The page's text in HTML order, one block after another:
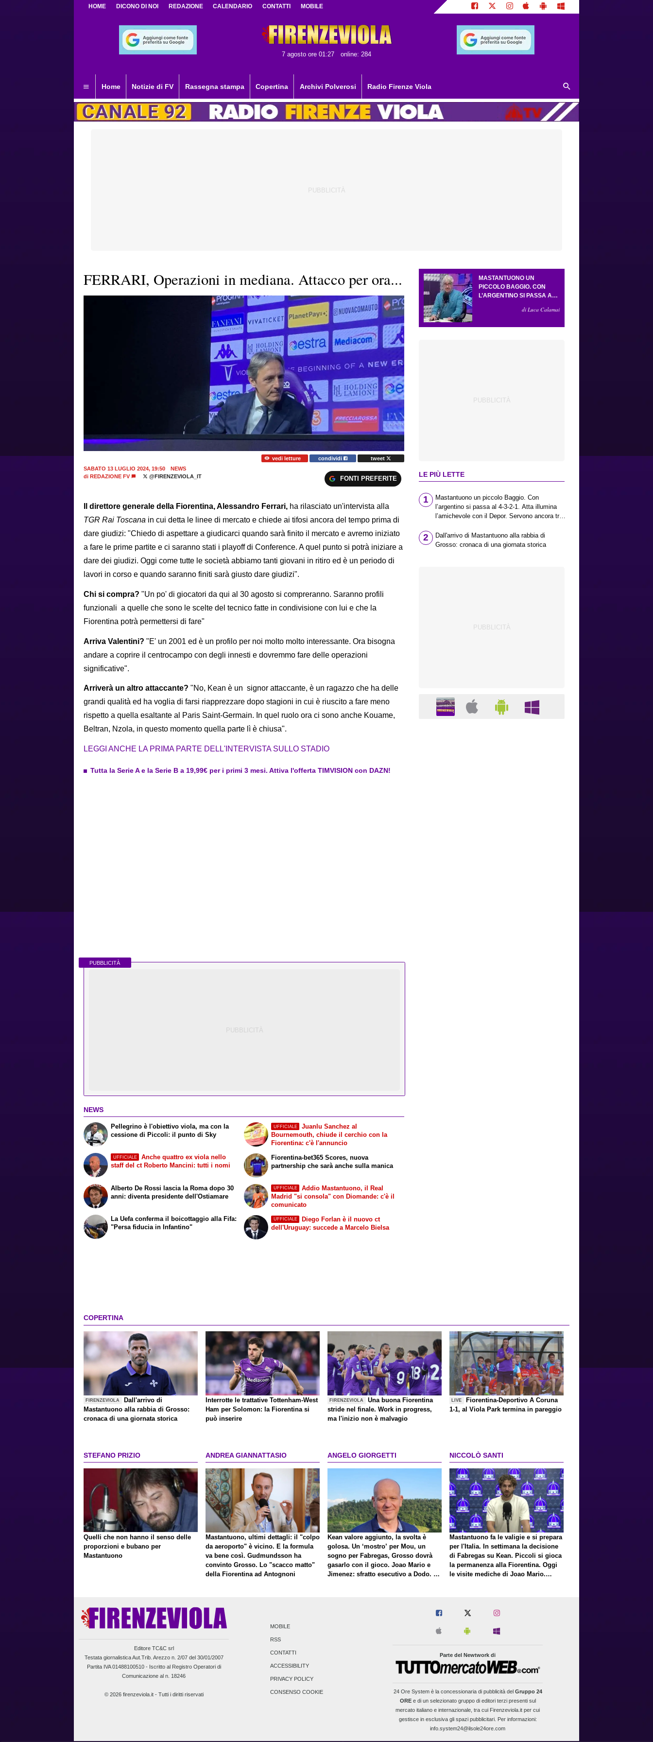
HOME DICONO DI NOI REDAZIONE CALENDARIO CONTATTI MOBILE
7 agosto ore 01:27 online: 284
Home Notizie di FV Rassegna stampa Copertina Archivi Polverosi Radio Firenze Viola
FERRARI, Operazioni in mediana. Attacco per ora...
vedi letture condividi
tweet
SABATO 13 LUGLIO 2024, 19:50
NEWS
di REDAZIONE FV @FIRENZEVIOLA_IT FONTI PREFERITE
Il direttore generale della Fiorentina, Alessandro Ferrari, ha rilasciato un'intervista alla
TGR Rai Toscana in cui detta le linee di mercato e chiede ai tifosi ancora del tempo prima di
dare giudizi: "Chiedo di aspettare a giudicarci quando sarà finito il mercato e avremo iniziato
a fare le prime partite e ci saranno stati i playoff di Conference. A quel punto si potrà iniziare a
dare dei giudizi. Oggi come tutte le società abbiamo tanti giovani in ritiro ed è un periodo di
lavori in corso e quando saranno finiti sarà giusto dare giudizi".
Chi si compra? "Un po' di giocatori da qui al 30 agosto si compreranno. Saranno profili
funzionali a quelle che sono le scelte del tecnico fatte in condivisione con lui e che la
Fiorentina potrà permettersi di fare"
Arriva Valentini? "E' un 2001 ed è un profilo per noi molto molto interessante. Ora bisogna
andare a coprire il centrocampo con degli innesti e dovremmo fare delle operazioni
significative".
Arriverà un altro attaccante? "No, Kean è un signor attaccante, è un ragazzo che ha delle
grandi qualità ed ha voglia di farsi riapprezzare dopo stagioni in cui è riuscito a fare meno
rispetto a quella esaltante al Paris Saint-Germain. In quel ruolo ora ci sono anche Kouame,
Beltran, Nzola, in questo momento quella parte lì è chiusa".
LEGGI ANCHE LA PRIMA PARTE DELL'INTERVISTA SULLO STADIO
Tutta la Serie A e la Serie B a 19,99€ per i primi 3 mesi. Attiva l'offerta TIMVISION con DAZN!
PUBBLICITÀ
NEWS
Pellegrino è l'obiettivo viola, ma con la
cessione di Piccoli: il punto di Sky
UFFICIALE
Anche quattro ex viola nello
staff del ct Roberto Mancini: tutti i nomi
UFFICIALE
Juanlu Sanchez al
Bournemouth, chiude il cerchio con la
Fiorentina: c'è l'annuncio
Fiorentina-bet365 Scores, nuova
partnership che sarà anche sulla manica
Alberto De Rossi lascia la Roma dopo 30
anni: diventa presidente dell'Ostiamare
La Uefa conferma il boicottaggio alla Fifa:
"Persa fiducia in Infantino"
UFFICIALE
Addio Mastantuono, il Real
Madrid "si consola" con Diomande: c'è il
comunicato
UFFICIALE
Diego Forlan è il nuovo ct
dell'Uruguay: succede a Marcelo Bielsa
MASTANTUONO UN
PICCOLO BAGGIO. CON
L’ARGENTINO SI PASSA AL
L’AMICHEVOLE CON IL
di Luca Calamai
LE PIÙ LETTE
1
Mastantuono un piccolo Baggio. Con
l’argentino si passa al 4-3-2-1. Atta illumina
l’amichevole con il Depor. Servono ancora tre
Antognoni, un finale senza vincitori
2
Dall'arrivo di Mastantuono alla rabbia di
Grosso: cronaca di una giornata storica
COPERTINA
FIRENZEVIOLA
Dall'arrivo di
Mastantuono alla rabbia di Grosso:
cronaca di una giornata storica
Interrotte le trattative Tottenham-West
Ham per Solomon: la Fiorentina si
può inserire
FIRENZEVIOLA
Una buona Fiorentina
stride nel finale. Work in progress,
ma l'inizio non è malvagio
LIVE
Fiorentina-Deportivo A Coruna
1-1, al Viola Park termina in pareggio
STEFANO PRIZIO
Quelli che non hanno il senso delle
proporzioni e bubano per
Mastantuono
ANDREA GIANNATTASIO
Mastantuono, ultimi dettagli: il "colpo
da aeroporto" è vicino. E la formula
va bene così. Gudmundsson ha
convinto Grosso. Lo "scacco matto"
della Fiorentina ad Antognoni
ANGELO GIORGETTI
Kean valore aggiunto, la svolta è
golosa. Un ‘mostro’ per Mou, un
sogno per Fabregas, Grosso dovrà
gasarlo con il gioco. Joao Mario e
Jimenez: sfratto esecutivo a Dodo. E
NICCOLÒ SANTI
Mastantuono fa le valigie e si prepara
per l'Italia. In settimana la decisione
di Fabregas su Kean. Piccoli si gioca
la permanenza alla Fiorentina. Oggi
le visite mediche di Joao Mario.
Editore TC&C srl
Testata giornalistica Aut.Trib. Arezzo n. 2/07 del 30/01/2007
Partita IVA 01488100510 - Iscritto al Registro Operatori di
Comunicazione al n. 18246
© 2026 firenzeviola.it - Tutti i diritti riservati
MOBILE
RSS
CONTATTI
ACCESSIBILITY
PRIVACY POLICY
CONSENSO COOKIE
Parte del Newtwork di
24 Ore Systemè la concessionaria di pubblicità del Gruppo 24
OREe di un selezionato gruppo di editori terzi presenti sul
mercato italiano e internazionale, tra cui Firenzeviola.it per cui
gestisce in esclusiva gli spazi pubblicitari. Per informazioni:
info.system24@ilsole24ore.com